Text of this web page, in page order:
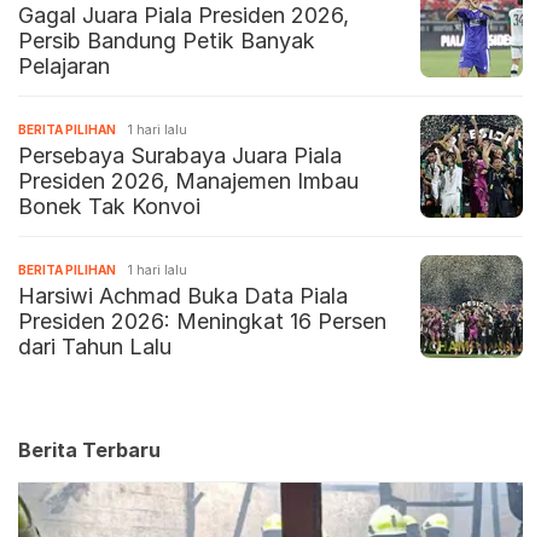
Gagal Juara Piala Presiden 2026,
Persib Bandung Petik Banyak
Pelajaran
BERITA PILIHAN 1 hari lalu
Persebaya Surabaya Juara Piala
Presiden 2026, Manajemen Imbau
Bonek Tak Konvoi
BERITA PILIHAN 1 hari lalu
Harsiwi Achmad Buka Data Piala
Presiden 2026: Meningkat 16 Persen
dari Tahun Lalu
Berita Terbaru